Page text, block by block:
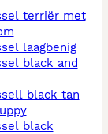
laagbenig
black tan
black